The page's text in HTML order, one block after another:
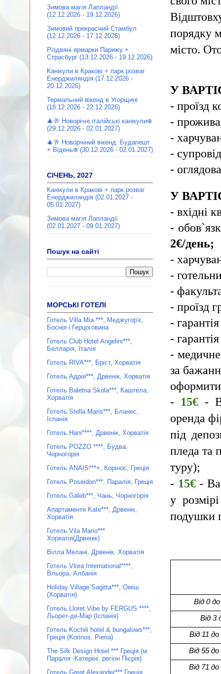
порядку
місто.
У
- проїзд
-
-
-
-
У
- вхідні
-
2€/день;
-
-
-
- проїзд
-
-
-
за
оформити
- 15€-
оренда
під
пледа та
туру);
- 15€-
у
подушки
Від 0
Від 3
Від 11 до
Від 55 до
Від 71 до
Зимова магія Лапландії
(12.12.2026 - 19.12.2026)
Зимовий прекрасний Стамбул
(12.12.2026 - 17.12.2026)
Різдвяні ярмарки Парижу +
Страсбург (13.12.2026 - 19.12.2026)
Канікули в Кракові + парк розваг
Енерджиляндія (17.12.2026 -
20.12.2026)
Термальний вікенд в Угорщині
(18.12.2026 - 22.12.2026)
🎄🥂 Новорічні італійські канікули❄️
(29.12.2026 - 02.01.2027)
🎄🥂 Новорчіний вікенд: Будапешт
+ Відень❄️ (30.12.2026 - 02.01.2027)
СІЧЕНЬ, 2027
Канікули в Кракові + парк розваг
Енерджиляндія (02.01.2027 -
05.01.2027)
Зимова магія Лапландії
(02.01.2027 - 09.01.2027)
Пошук на сайті
МОРСЬКІ ГОТЕЛІ
Готель Villa Mia ***, Меджугор'є,
Боснія і Герцоговина
Готель Club Hotel Angelini***,
Белларія, Італія
Готель RIVA***, Бріст, Хорватія
Готель Адрія***, Дрвенік, Хорватія
Готель Baletna Skola***, Каштела,
Хорватія
Готель Stella Maris***, Бланес,
Іспанія
Готель Hani****, Дрвенік, Хорватія
Готель POZZO ****, Будва,
Чорногорія
Готель ANAIS***+, Корінос, Греція
Готель Poseidon***, Паралія, Греція
Готель Galeb***, Чань, Чорногорія
Апартаменти Kate***, Дрвенік,
Хорватія
Готель Vila Mario***
Хорватія(Дрвенік)
Вілла Мелані, Дрвенік, Хорватія
Готель Vlora International****,
Вльора, Албанія
Holiday Village Sagitta***, Оміш
(Хорватія)
Готель Lloret Vibe by FERGUS ****,
Льорет-де-Мар (Іспанія)
Готель Kochili hotel & bungalows***,
Греція (Korinos, Pieria)
The Silk Design Hotel *** Греція (м
Паралія -Катеріні, регіон Пієрія)
Готель Great Alexander*** Греція